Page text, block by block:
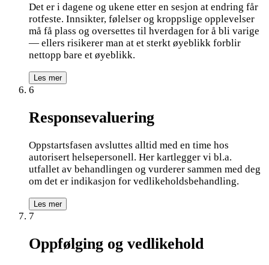
Det er i dagene og ukene etter en sesjon at endring får
rotfeste. Innsikter, følelser og kroppslige opplevelser
må få plass og oversettes til hverdagen for å bli varige
— ellers risikerer man at et sterkt øyeblikk forblir
nettopp bare et øyeblikk.
Les mer
6
Responsevaluering
Oppstartsfasen avsluttes alltid med en time hos
autorisert helsepersonell. Her kartlegger vi bl.a.
utfallet av behandlingen og vurderer sammen med deg
om det er indikasjon for vedlikeholdsbehandling.
Les mer
7
Oppfølging og vedlikehold